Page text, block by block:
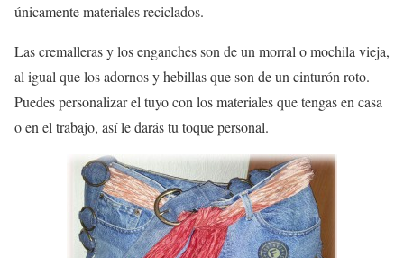
únicamentemateriales reciclados.
Las cremalleras y los enganches son de un morral o mochila vieja,
al igual que los adornos y hebillas que son de un cinturón roto.
Puedes personalizar el tuyo con los materiales que tengas en casa
o en el trabajo, así le darás tu toque personal.